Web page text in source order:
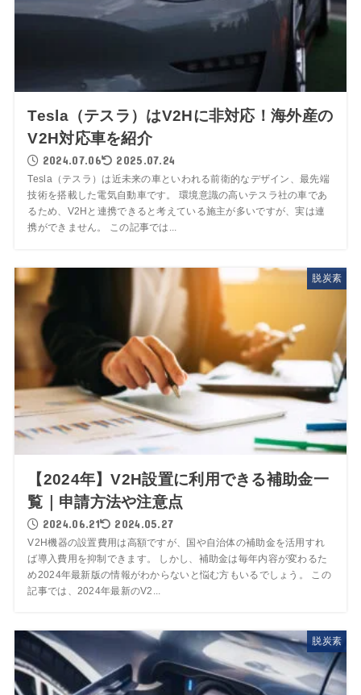
Tesla（テスラ）はV2Hに非対応！海外産の
V2H対応車を紹介
2024.07.06 2025.07.24
Tesla（テスラ）は近未来の車といわれる前衛的なデザイン、最先端
技術を搭載した電気自動車です。 環境意識の高いテスラ社の車であ
るため、V2Hと連携できると考えている施主が多いですが、実は連
携ができません。 この記事では...
脱炭素
【2024年】V2H設置に利用できる補助金一
覧｜申請方法や注意点
2024.06.21 2024.05.27
V2H機器の設置費用は高額ですが、国や自治体の補助金を活用すれ
ば導入費用を抑制できます。 しかし、補助金は毎年内容が変わるた
め2024年最新版の情報がわからないと悩む方もいるでしょう。 この
記事では、2024年最新のV2...
脱炭素